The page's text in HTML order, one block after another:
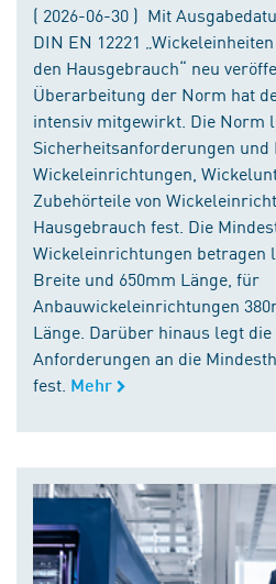
( 2026-06-30 ) Mit
DIN EN 12221
den Hausgebrauch“ neu
Überarbeitung der Norm hat
intensiv mitgewirkt. Die Norm
Sicherheitsanforderungen
Wickeleinrichtungen,
Zubehörteile von
Hausgebrauch fest. Die
Wickeleinrichtungen betragen
Breite und 650mm Länge, für
Anbauwickeleinrichtungen
Länge. Darüber hinaus legt
Anforderungen an die
fest. Mehr